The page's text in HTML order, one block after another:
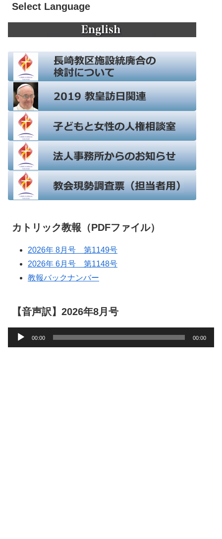
Select Language
カトリック教報（PDFファイル）
2026年 8月号 第1149号
2026年 6月号 第1148号
教報バックナンバー
【音声訳】2026年8月号
声
00:00 00:00